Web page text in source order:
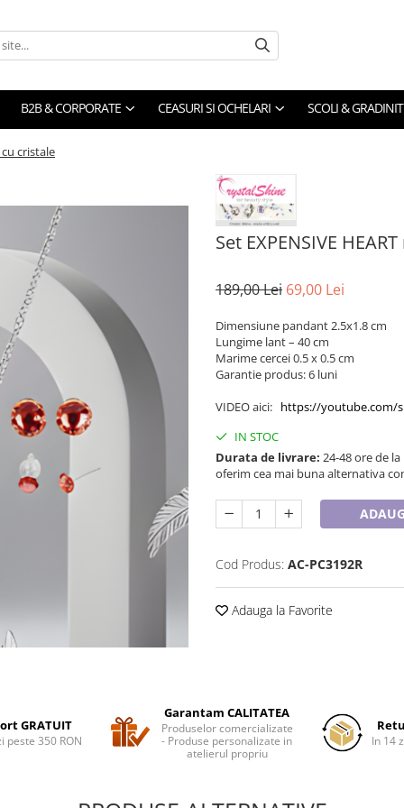
B2B & CORPORATE CEASURI SI OCHELARI SCOLI &
cu cristale
Set EXPENSIVE
189,00 Lei 69,00 Lei
Dimensiune pandant 2.5x1.8 cm
Lungime lant – 40 cm
Marime cercei 0.5 x 0.5 cm
Garantie produs: 6 luni
VIDEO aici: https://youtube.com/
IN STOC
Durata de livrare: 24-48 ore de
oferim cea mai buna alternativa
Cod Produs: AC-PC3192R
Adauga la Favorite
GRATUIT
peste 350 RON
Garantam CALITATEA
Produselor comercializate
- Produse personalizate in
atelierul propriu
In 14